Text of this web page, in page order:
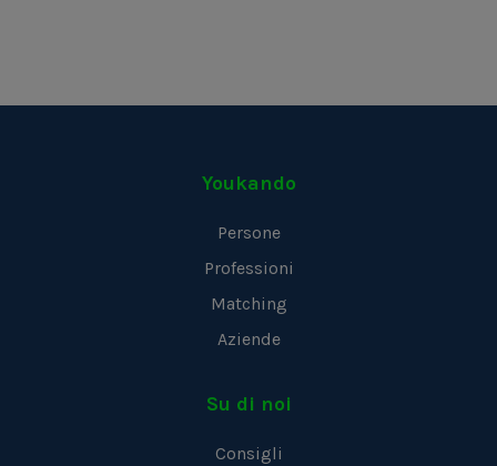
Youkando
Persone
Professioni
Matching
Aziende
Su di noi
Consigli